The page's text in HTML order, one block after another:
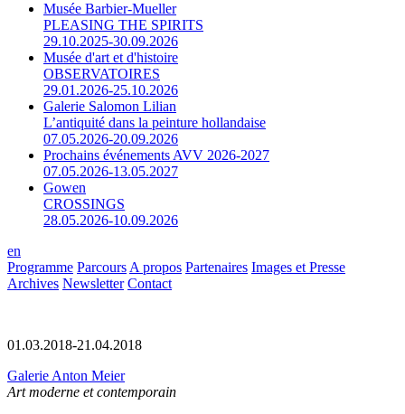
Musée Barbier-Mueller
PLEASING THE SPIRITS
29.10.2025-30.09.2026
Musée d'art et d'histoire
OBSERVATOIRES
29.01.2026-25.10.2026
Galerie Salomon Lilian
L’antiquité dans la peinture hollandaise
07.05.2026-20.09.2026
Prochains événements AVV 2026-2027
07.05.2026-13.05.2027
Gowen
CROSSINGS
28.05.2026-10.09.2026
en
Programme Parcours A propos Partenaires Images et Presse
Archives Newsletter Contact
01.03.2018-21.04.2018
Galerie Anton Meier
Art moderne et contemporain